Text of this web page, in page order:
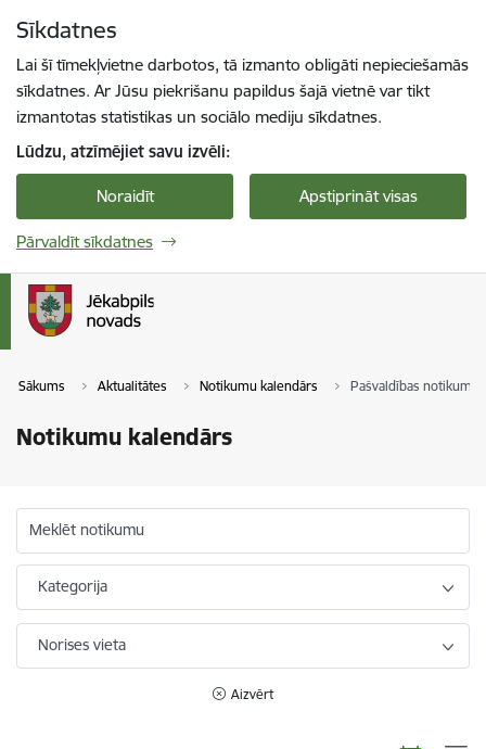
Sīkdatnes
Lai šī tīmekļvietne darbotos, tā izmanto obligāti nepieciešamās
sīkdatnes. Ar Jūsu piekrišanu papildus šajā vietnē var tikt
izmantotas statistikas un sociālo mediju sīkdatnes.
Lūdzu, atzīmējiet savu izvēli:
Noraidīt Apstiprināt visas
Pārvaldīt sīkdatnes
Sākums Aktualitātes Notikumu kalendārs Pašvaldības notikumi
Notikumu kalendārs
Meklēt notikumu
Kategorija
Norises vieta
Aizvērt